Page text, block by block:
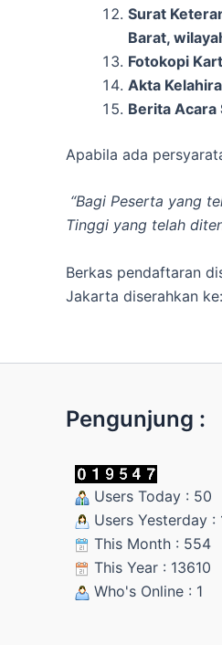
Surat
Barat,
Fotokopi
Akta
Berita Acara
Apabila ada
“Bagi Peserta yang
Tinggi yang telah
Berkas pendaftaran
Jakarta diserahkan ke:
Pengunjung :
Users Today : 50
Users Yesterday :
This Month : 554
This Year : 13610
Who's Online : 1